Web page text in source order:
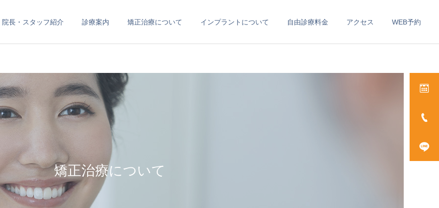
院長・スタッフ紹介 診療案内 矯正治療について インプラントについて 自由診療料金 アクセス WEB予約
診療内容一覧を見る
小児歯科
歯周病治療
矯正治療について